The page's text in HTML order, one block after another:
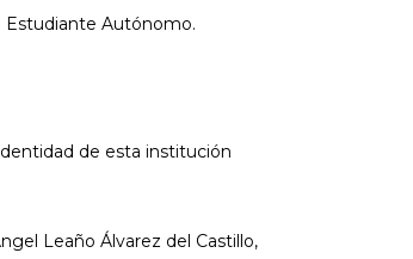
Estudiante Autónomo.
de esta institución
Leaño Álvarez del Castillo,